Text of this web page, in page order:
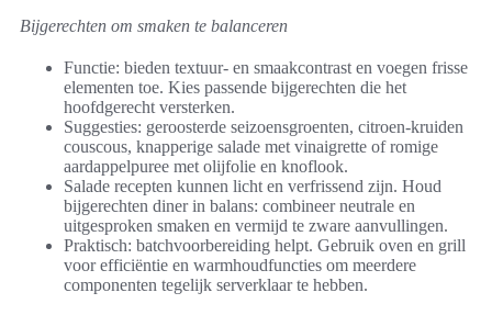
Bijgerechten om smaken te balanceren
Functie: bieden textuur- en smaakcontrast en voegen frisse
elementen toe. Kies passende bijgerechten die het
hoofdgerecht versterken.
Suggesties: geroosterde seizoensgroenten, citroen-kruiden
couscous, knapperige salade met vinaigrette of romige
aardappelpuree met olijfolie en knoflook.
Salade recepten kunnen licht en verfrissend zijn. Houd
bijgerechten diner in balans: combineer neutrale en
uitgesproken smaken en vermijd te zware aanvullingen.
Praktisch: batchvoorbereiding helpt. Gebruik oven en grill
voor efficiëntie en warmhoudfuncties om meerdere
componenten tegelijk serverklaar te hebben.